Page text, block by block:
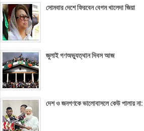
সোমবার দেশে ফিরবেন বেগম খালেদা জিয়া
জুলাই গণঅভ্যুত্থান দিবস আজ
দেশ ও জনগণকে ভালোবাসলে কেউ পালায়